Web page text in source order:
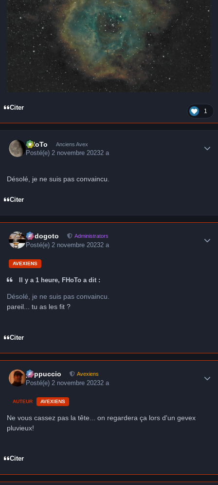
Citer 1
FHoTo Anciens Avex
Posté(e)2 novembre 20232 a
Désolé, je ne suis pas convaincu.
Citer
frédogoto Administrators
Posté(e) 2 novembre 20232 a
AVEXIENS
Il y a 1 heure, FHoTo a dit :
Désolé, je ne suis pas convaincu.
pareil... tu as les fit ?
Citer
peppuccio Avexiens
Posté(e) 2 novembre 20232 a
AUTEUR AVEXIENS
Ne vous cassez pas la tête... on regardera ça lors d'un gevex
pluvieux!
Citer